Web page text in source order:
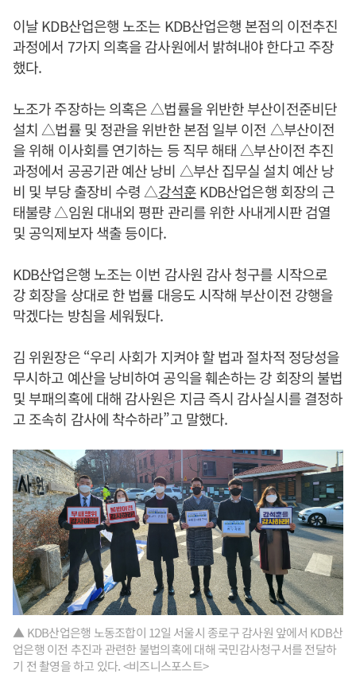
이날 KDB산업은행 노조는 KDB산업은행 본점의 이전추진
과정에서 7가지 의혹을 감사원에서 밝혀내야 한다고 주장
했다.
노조가 주장하는 의혹은 △법률을 위반한 부산이전준비단
설치 △법률 및 정관을 위반한 본점 일부 이전 △부산이전
을 위해 이사회를 연기하는 등 직무 해태 △부산이전 추진
과정에서 공공기관 예산 낭비 △부산 집무실 설치 예산 낭
비 및 부당 출장비 수령 △강석훈KDB산업은행 회장의 근
태불량 △임원 대내외 평판 관리를 위한 사내게시판 검열
및 공익제보자 색출 등이다.
KDB산업은행 노조는 이번 감사원 감사 청구를 시작으로
강 회장을 상대로 한 법률 대응도 시작해 부산이전 강행을
막겠다는 방침을 세워뒀다.
김 위원장은 “우리 사회가 지켜야 할 법과 절차적 정당성을
무시하고 예산을 낭비하여 공익을 훼손하는 강 회장의 불법
및 부패의혹에 대해 감사원은 지금 즉시 감사실시를 결정하
고 조속히 감사에 착수하라”고 말했다.
▲ KDB산업은행 노동조합이 12일 서울시 종로구 감사원 앞에서 KDB산
업은행 이전 추진과 관련한 불법의혹에 대해 국민감사청구서를 전달하
기 전 촬영을 하고 있다. <비즈니스포스트>